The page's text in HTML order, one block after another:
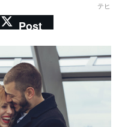
テヒ
Post